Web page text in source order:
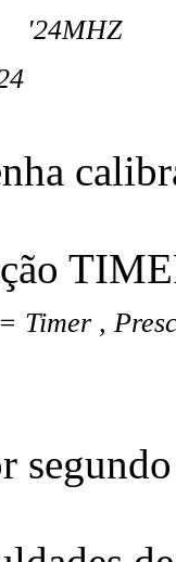
'24MHZ
Timer ,